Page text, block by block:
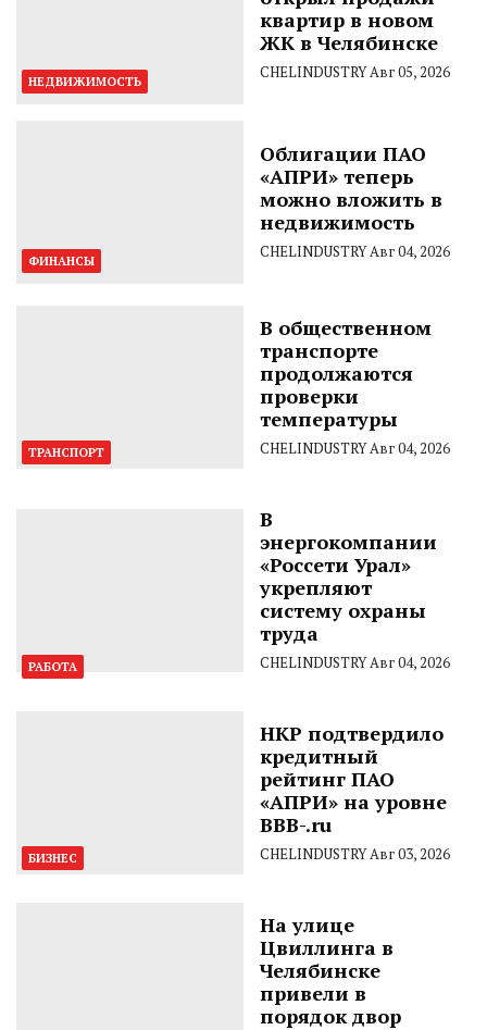
НЕДВИЖИМОСТЬ
квартир в новом
ЖК в Челябинске
CHELINDUSTRYАвг 05, 2026
ФИНАНСЫ
Облигации ПАО
«АПРИ» теперь
можно вложить в
недвижимость
CHELINDUSTRYАвг 04, 2026
ТРАНСПОРТ
В общественном
транспорте
продолжаются
проверки
температуры
CHELINDUSTRYАвг 04, 2026
РАБОТА
В
энергокомпании
«Россети Урал»
укрепляют
систему охраны
труда
CHELINDUSTRYАвг 04, 2026
БИЗНЕС
НКР подтвердило
кредитный
рейтинг ПАО
«АПРИ» на уровне
BBB-.ru
CHELINDUSTRYАвг 03, 2026
На улице
Цвиллинга в
Челябинске
привели в
порядок двор